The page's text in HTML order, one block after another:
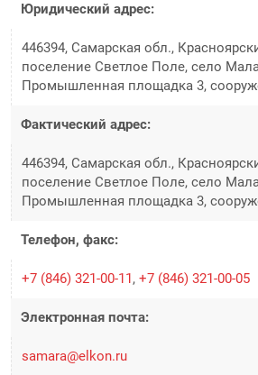
Юридический адрес:
446394, Самарская обл.,
поселение Светлое Поле, село
Промышленная площадка 3,
Фактический адрес:
446394, Самарская обл.,
поселение Светлое Поле, село
Промышленная площадка 3,
Телефон, факс:
+7 (846) 321-00-11, +7 (846) 321-00-05
Электронная почта:
samara@elkon.ru